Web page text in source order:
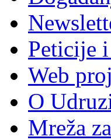
Peticije
Web
O
Mreža